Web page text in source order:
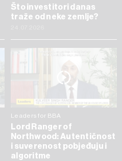
Što investitori danas
traže od neke zemlje?
Leaders for BBA
Lord Ranger of
Northwood: Autentičnost
i suverenost pobjeđuju i
algoritme